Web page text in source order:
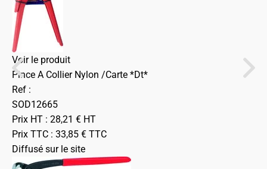
Voir le produit
Pince A Collier Nylon /Carte *Dt*
Ref :
SOD12665
Prix HT : 28,21 € HT
Prix TTC : 33,85 € TTC
Diffusé sur le site